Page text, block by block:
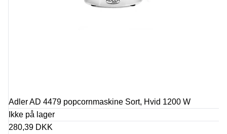
Adler AD 4479 popcornmaskine Sort, Hvid 1200 W
Ikke på lager
280,39 DKK